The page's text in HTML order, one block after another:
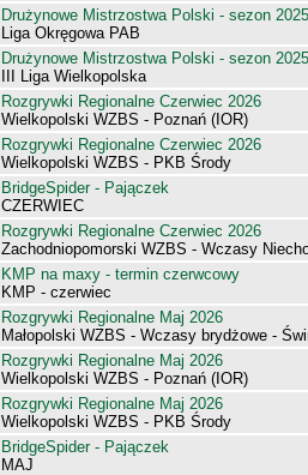
Drużynowe Mistrzostwa Polski - sezon
Liga Okręgowa PAB
Drużynowe Mistrzostwa Polski - sezon
III Liga Wielkopolska
Rozgrywki Regionalne Czerwiec 2026
Wielkopolski WZBS - Poznań (IOR)
Rozgrywki Regionalne Czerwiec 2026
Wielkopolski WZBS - PKB Środy
BridgeSpider - Pajączek
CZERWIEC
Rozgrywki Regionalne Czerwiec 2026
Zachodniopomorski WZBS - Wczasy
KMP na maxy - termin czerwcowy
KMP - czerwiec
Rozgrywki Regionalne Maj 2026
Małopolski WZBS - Wczasy brydżowe -
Rozgrywki Regionalne Maj 2026
Wielkopolski WZBS - Poznań (IOR)
Rozgrywki Regionalne Maj 2026
Wielkopolski WZBS - PKB Środy
BridgeSpider - Pajączek
MAJ